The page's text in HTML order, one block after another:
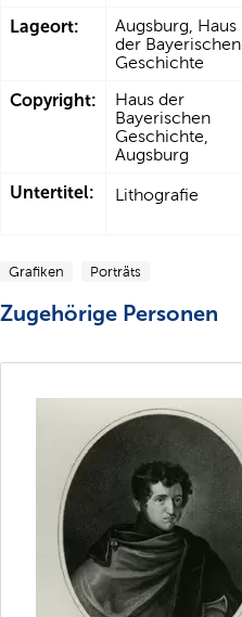
Lageort:
Augsburg, Haus
der Bayerischen
Geschichte
Copyright:
Haus der
Bayerischen
Geschichte,
Augsburg
Untertitel: Lithografie
Grafiken Porträts
Zugehörige Personen